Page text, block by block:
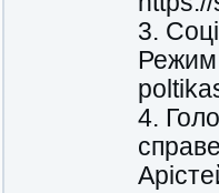
3.
Режим
4.